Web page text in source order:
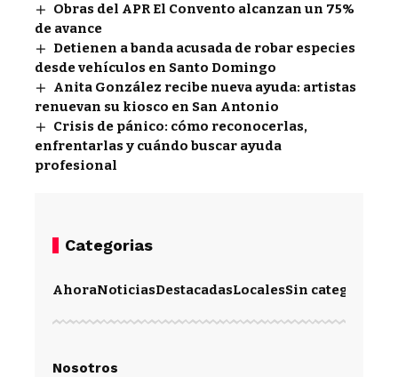
Obras del APR El Convento alcanzan un 75%
de avance
Detienen a banda acusada de robar especies
desde vehículos en Santo Domingo
Anita González recibe nueva ayuda: artistas
renuevan su kiosco en San Antonio
Crisis de pánico: cómo reconocerlas,
enfrentarlas y cuándo buscar ayuda
profesional
Categorias
AhoraNoticiasDestacadasLocalesSin categoría
Nosotros